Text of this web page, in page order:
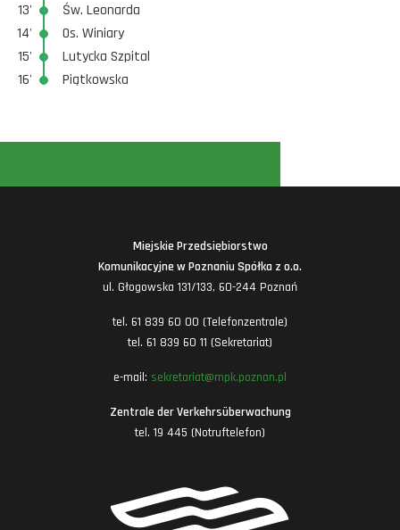
13'
Św. Leonarda
14'
Os. Winiary
15'
Lutycka Szpital
16'
Piątkowska
Miejskie Przedsiębiorstwo
Komunikacyjne w Poznaniu Spółka z o.o.
ul. Głogowska 131/133, 60-244 Poznań
tel. 61 839 60 00 (Telefonzentrale)
tel. 61 839 60 11 (Sekretariat)
e-mail: sekretariat@mpk.poznan.pl
Zentrale der Verkehrsüberwachung
tel. 19 445 (Notruftelefon)